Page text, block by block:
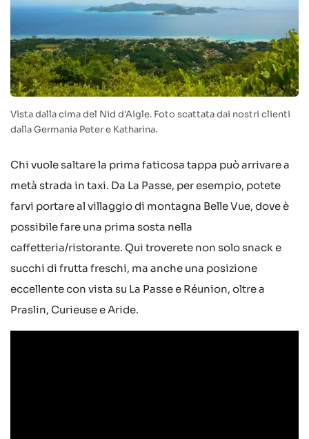
Vista dalla cima del Nid d'Aigle. Foto scattata dai nostri clienti
dalla Germania Peter e Katharina.
Chi vuole saltare la prima faticosa tappa può arrivare a
metà strada in taxi. Da La Passe, per esempio, potete
farvi portare al villaggio di montagna Belle Vue, dove è
possibile fare una prima sosta nella
caffetteria/ristorante. Qui troverete non solo snack e
succhi di frutta freschi, ma anche una posizione
eccellente con vista su La Passe e Réunion, oltre a
Praslin, Curieuse e Aride.